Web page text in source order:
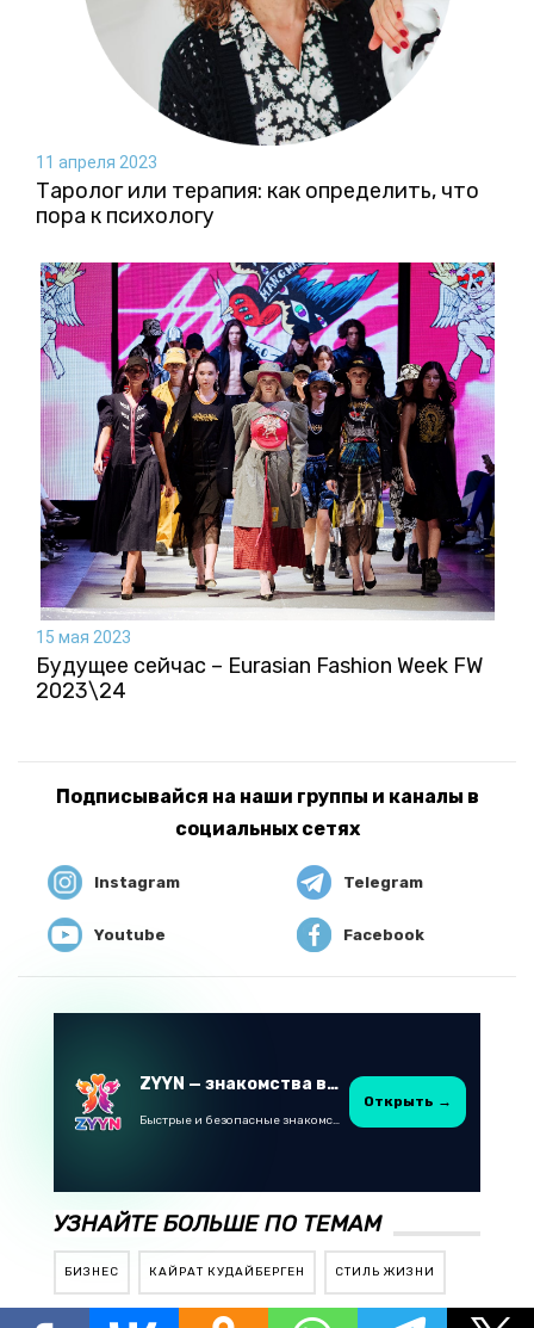
11 апреля 2023
Таролог или терапия: как определить, что
пора к психологу
15 мая 2023
Будущее сейчас – Eurasian Fashion Week FW
2023\24
Подписывайся на наши группы и каналы в
социальных сетях
Instagram Telegram
Youtube Facebook
ZYYN — знакомства в Казахстане
Быстрые и безопасные знакомства в Telegram
Открыть →
УЗНАЙТЕ БОЛЬШЕ ПО ТЕМАМ
БИЗНЕС КАЙРАТ КУДАЙБЕРГЕН СТИЛЬ ЖИЗНИ